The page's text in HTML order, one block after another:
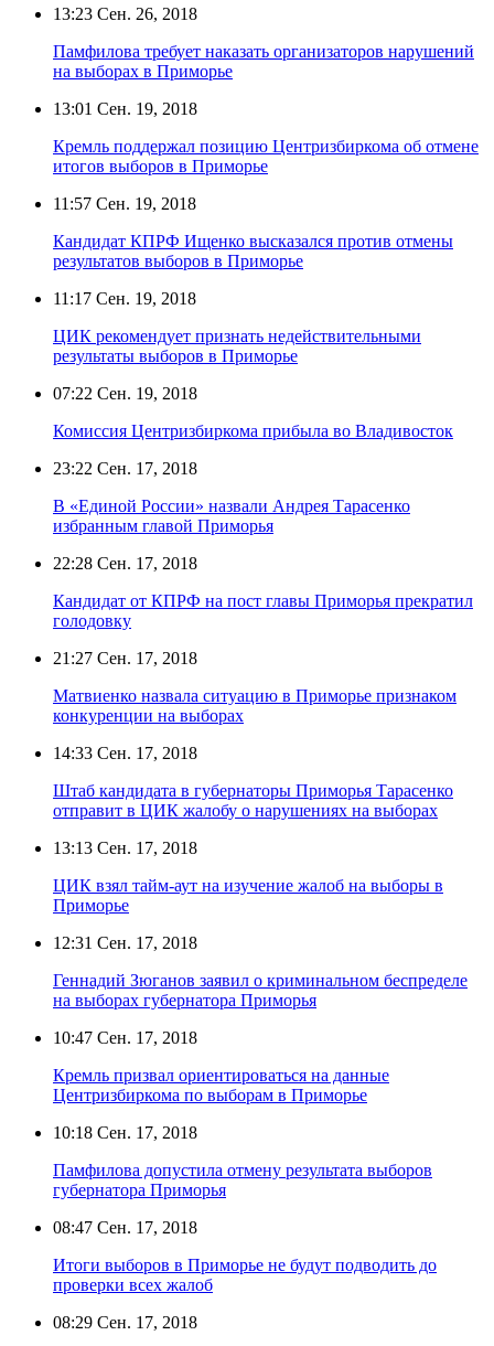
13:23 Сен. 26, 2018
Памфилова требует наказать организаторов нарушений
на выборах в Приморье
13:01 Сен. 19, 2018
Кремль поддержал позицию Центризбиркома об отмене
итогов выборов в Приморье
11:57 Сен. 19, 2018
Кандидат КПРФ Ищенко высказался против отмены
результатов выборов в Приморье
11:17 Сен. 19, 2018
ЦИК рекомендует признать недействительными
результаты выборов в Приморье
07:22 Сен. 19, 2018
Комиссия Центризбиркома прибыла во Владивосток
23:22 Сен. 17, 2018
В «Единой России» назвали Андрея Тарасенко
избранным главой Приморья
22:28 Сен. 17, 2018
Кандидат от КПРФ на пост главы Приморья прекратил
голодовку
21:27 Сен. 17, 2018
Матвиенко назвала ситуацию в Приморье признаком
конкуренции на выборах
14:33 Сен. 17, 2018
Штаб кандидата в губернаторы Приморья Тарасенко
отправит в ЦИК жалобу о нарушениях на выборах
13:13 Сен. 17, 2018
ЦИК взял тайм-аут на изучение жалоб на выборы в
Приморье
12:31 Сен. 17, 2018
Геннадий Зюганов заявил о криминальном беспределе
на выборах губернатора Приморья
10:47 Сен. 17, 2018
Кремль призвал ориентироваться на данные
Центризбиркома по выборам в Приморье
10:18 Сен. 17, 2018
Памфилова допустила отмену результата выборов
губернатора Приморья
08:47 Сен. 17, 2018
Итоги выборов в Приморье не будут подводить до
проверки всех жалоб
08:29 Сен. 17, 2018